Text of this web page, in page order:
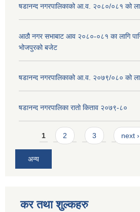
षडानन्द नगरपालिकाको आ.व. २०८०/०८१ को
आठौ नगर सभाबाट आव २०८०-०८१ का लागि
भोजपुरको बजेट
षडानन्द नगरपालिकाको आ.व. २०७९/०८० को
षडानन्द नगरपालिका रातो किताव २०७९-८०
Pages
1 2 3 next ›
अन्य
कर तथा शुल्कहरु